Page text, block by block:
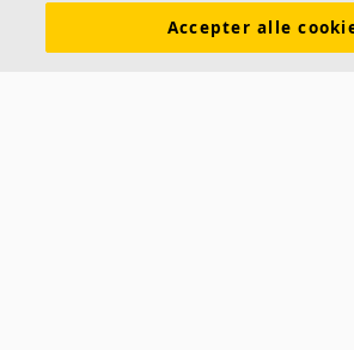
Molio bygningsdelbeskrivelser
Accepter alle